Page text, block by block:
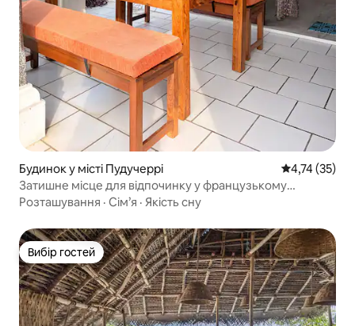
Будинок у місті Пудучеррі Середня
4,74 (35)
Затишне місце для відпочинку у французькому
містечку
Розташування · Сім’я · Якість сну
Вибір гостей
Вибір гостей